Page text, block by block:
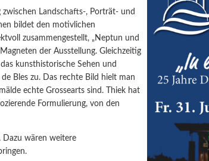
Landschafts-, Porträt- und
bildet den motivlichen
zusammengestellt, „Neptun und
der Ausstellung. Gleichzeitig
kunsthistorische Sehen und
Bles zu. Das rechte Bild hielt man
echte Grossearts sind. Thiek hat
Formulierung, von den
Dazu wären weitere